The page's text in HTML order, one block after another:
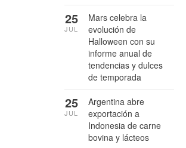
Mars celebra la
evolución de
Halloween con su
informe anual de
tendencias y dulces
de temporada
25
JUL
Argentina abre
exportación a
Indonesia de carne
bovina y lácteos
25
JUL